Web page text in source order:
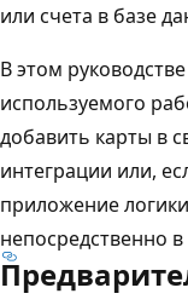
или счета в базе
В этом
используемого
добавить карты в
интеграции или,
приложение
непосредственно